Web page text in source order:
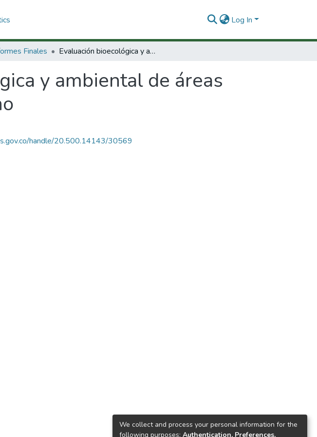
Log In
Finales Evaluación bioecológica y ambiental de áreas arrecifales del Caribe colombiano
y ambiental de áreas
handle/20.500.14143/30569
We collect and process your personal information for the
following purposes: Authentication, Preferences,